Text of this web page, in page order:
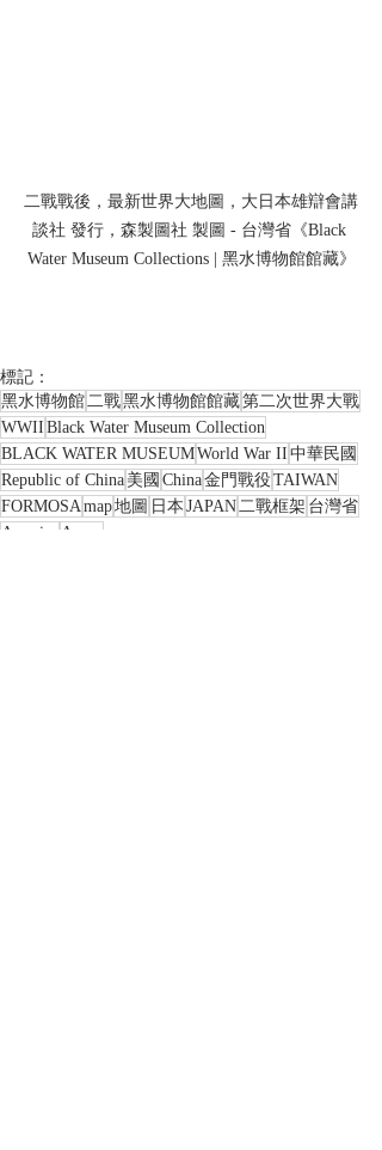
二戰戰後，最新世界大地圖，大日本雄辯會講
談社 發行，森製圖社 製圖 - 台灣省《Black
Water Museum Collections | 黑水博物館館藏》
標記：
黑水博物館 二戰黑水博物館館藏第二次世界大戰
WWII Black Water Museum Collection
BLACK WATER MUSEUMWorld War II 中華民國
Republic of China 美國 China金門戰役TAIWAN
FORMOSA map地圖 日本 JAPAN 二戰框架 台灣省
America
Amoy